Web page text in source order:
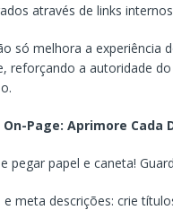
através de links
só melhora a experiência
reforçando a autoridade
On-Page: Aprimore Cada
pegar papel e caneta!
e meta descrições: crie